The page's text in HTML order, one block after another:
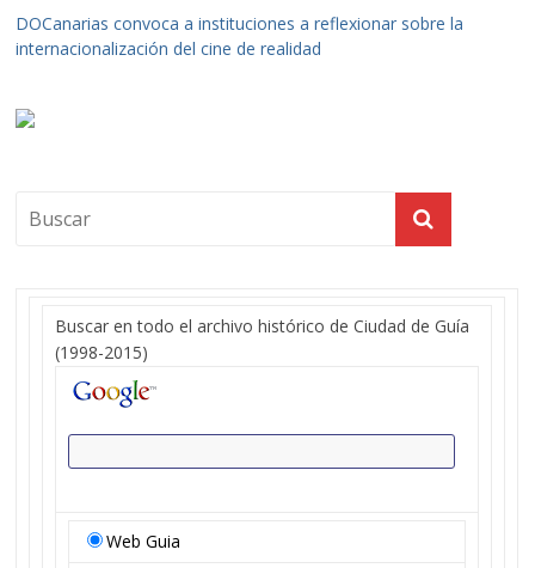
DOCanarias convoca a instituciones a reflexionar sobre la
internacionalización del cine de realidad
Buscar en todo el archivo histórico de Ciudad de Guía
(1998-2015)
Web Guia